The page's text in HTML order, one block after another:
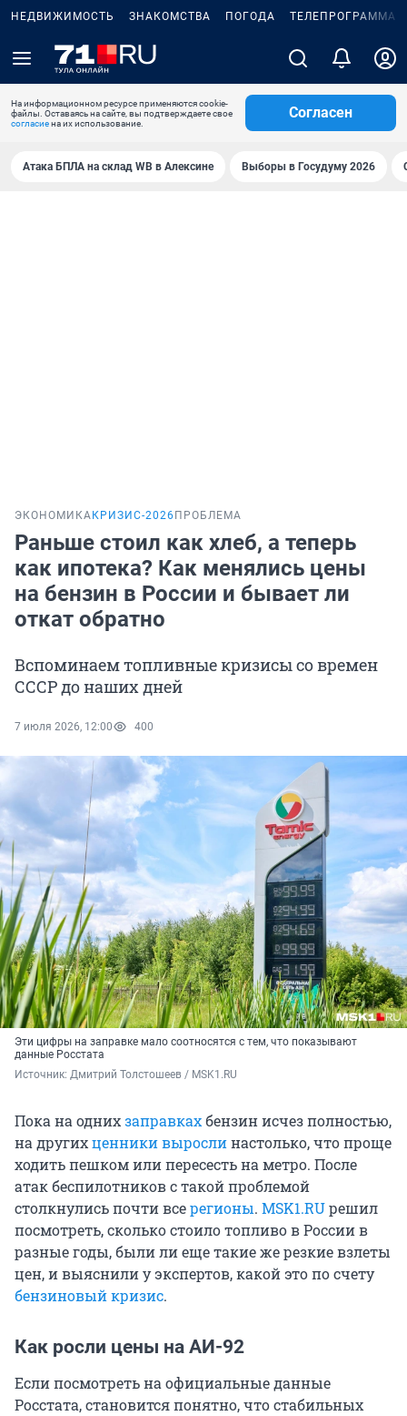
НЕДВИЖИМОСТЬ ЗНАКОМСТВА ПОГОДА ТЕЛЕПРОГРАММА
На информационном ресурсе применяются cookie-
файлы. Оставаясь на сайте, вы подтверждаете свое
согласиена их использование.
Согласен
Атака БПЛА на склад WB в Алексине Выборы в Госудуму 2026
ЭКОНОМИКА КРИЗИС-2026 ПРОБЛЕМА
Раньше стоил как хлеб, а теперь
как ипотека? Как менялись цены
на бензин в России и бывает ли
откат обратно
Вспоминаем топливные кризисы со времен
СССР до наших дней
7 июля 2026, 12:00 400
Эти цифры на заправке мало соотносятся с тем, что показывают
данные Росстата
Источник: Дмитрий Толстошеев / MSK1.RU
Пока на однихзаправкахбензин исчез полностью,
на другихценники вырослинастолько, что проще
ходить пешком или пересесть на метро. После
атак беспилотников с такой проблемой
столкнулись почти всерегионы. МSK1.RUрешил
посмотреть, сколько стоило топливо в России в
разные годы, были ли еще такие же резкие взлеты
цен, и выяснили у экспертов, какой это по счету
бензиновый кризис.
Как росли цены на АИ-92
Если посмотреть на официальные данные
Росстата, становится понятно, что стабильных